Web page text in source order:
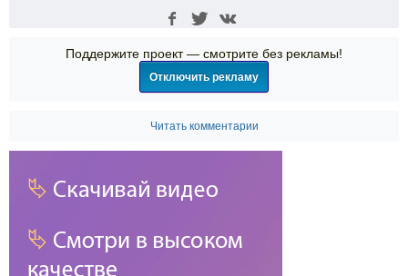
Поддержите проект — смотрите без рекламы!
Отключить рекламу
Читать комментарии